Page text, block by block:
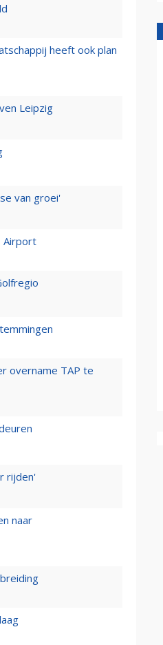
heeft ook plan
Leipzig
van groei'
Airport
overname TAP te
rijden'
naar